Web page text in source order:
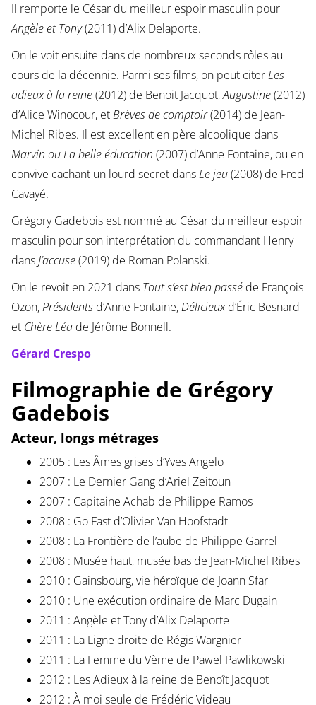
Il remporte le César du meilleur espoir masculin pour
Angèle et Tony(2011) d’Alix Delaporte.
On le voit ensuite dans de nombreux seconds rôles au
cours de la décennie. Parmi ses films, on peut citerLes
adieux à la reine(2012) de Benoit Jacquot,Augustine(2012)
d’Alice Winocour, etBrèves de comptoir(2014) de Jean-
Michel Ribes. Il est excellent en père alcoolique dans
Marvin ou La belle éducation (2007) d’Anne Fontaine, ou en
convive cachant un lourd secret dansLe jeu(2008) de Fred
Cavayé.
Grégory Gadebois est nommé au César du meilleur espoir
masculin pour son interprétation du commandant Henry
dansJ’accuse(2019) de Roman Polanski.
On le revoit en 2021 dans Tout s’est bien passéde François
Ozon,Présidentsd’Anne Fontaine,Délicieuxd’Éric Besnard
et Chère Léade Jérôme Bonnell.
Gérard Crespo
Filmographie de Grégory
Gadebois
Acteur, longs métrages
2005 : Les Âmes grises d’Yves Angelo
2007 : Le Dernier Gang d’Ariel Zeitoun
2007 : Capitaine Achab de Philippe Ramos
2008 : Go Fast d’Olivier Van Hoofstadt
2008 : La Frontière de l’aube de Philippe Garrel
2008 : Musée haut, musée bas de Jean-Michel Ribes
2010 : Gainsbourg, vie héroïque de Joann Sfar
2010 : Une exécution ordinaire de Marc Dugain
2011 : Angèle et Tony d’Alix Delaporte
2011 : La Ligne droite de Régis Wargnier
2011 : La Femme du Vème de Pawel Pawlikowski
2012 : Les Adieux à la reine de Benoît Jacquot
2012 : À moi seule de Frédéric Videau